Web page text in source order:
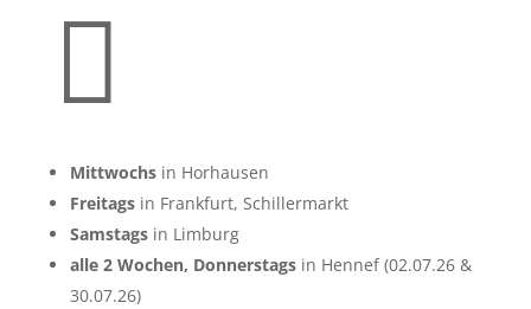

Mittwochsin Horhausen
Freitagsin Frankfurt, Schillermarkt
Samstagsin Limburg
alle 2 Wochen, Donnerstagsin Hennef (02.07.26 &
30.07.26)